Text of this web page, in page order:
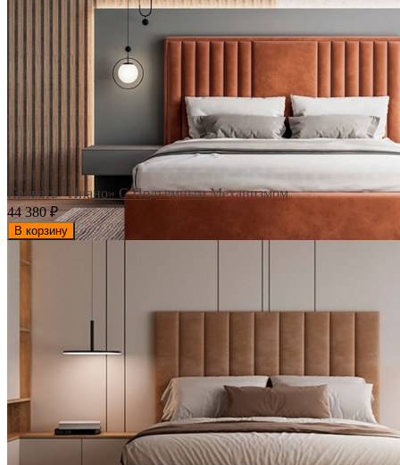
Кровать «Пиано» С Подъемным Механизмом
44 380₽
В корзину